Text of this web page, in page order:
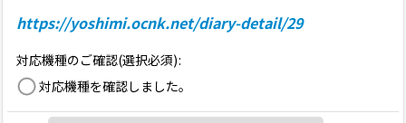
https://yoshimi.ocnk.net/diary-detail/29
対応機種のご確認(選択必須):
対応機種を確認しました。